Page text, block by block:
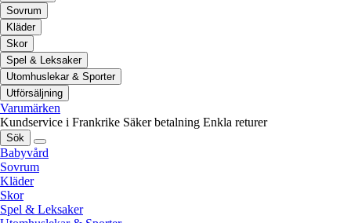
Sovrum
Kläder
Skor
Spel & Leksaker
Utomhuslekar & Sporter
Utförsäljning
Varumärken
Kundservice i Frankrike Säker betalning Enkla returer
Sök
Babyvård
Sovrum
Kläder
Skor
Spel & Leksaker